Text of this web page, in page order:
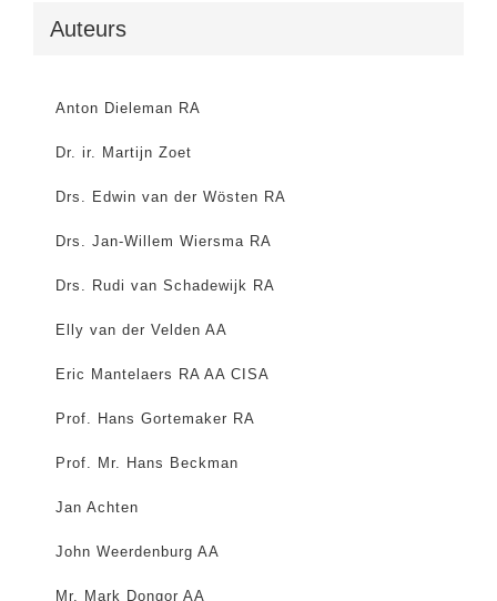
Auteurs
Anton Dieleman RA
Dr. ir. Martijn Zoet
Drs. Edwin van der Wösten RA
Drs. Jan-Willem Wiersma RA
Drs. Rudi van Schadewijk RA
Elly van der Velden AA
Eric Mantelaers RA AA CISA
Prof. Hans Gortemaker RA
Prof. Mr. Hans Beckman
Jan Achten
John Weerdenburg AA
Mr. Mark Dongor AA